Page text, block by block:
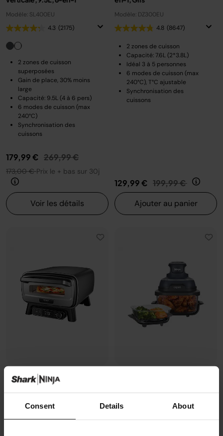
Consent Details About
Modèle: SL400EU
4.3 (2175)
2 zones de cuisson
superposées
Gain de place, 30% moins
large
Capacité: 9.5L (4 à 6 pers)
6 modes de cuisson (max
240°C)
Synchronisation des
cuissons
179,99 € Prix réduit de
269,99 €au
173,00 €Prix le + bas sur 30j
Voir les détails
Modèle: DZ300EU
4.8 (8647)
2 zones de cuisson
Capacité: 7.6L (2*3.8L)
Idéal 3 à 5 personnes
6 modes de cuisson (max
240°C), T°C ajustable
Synchronisation des
cuissons
129,99 € Prix réduit de
199,99 € au
Ajouter au panier
Four à pizza électrique
d’extérieur, avec fonction Air
Fryer Ninja Artisan
Modèle: MO201EU
4.7 (228)
(1070)